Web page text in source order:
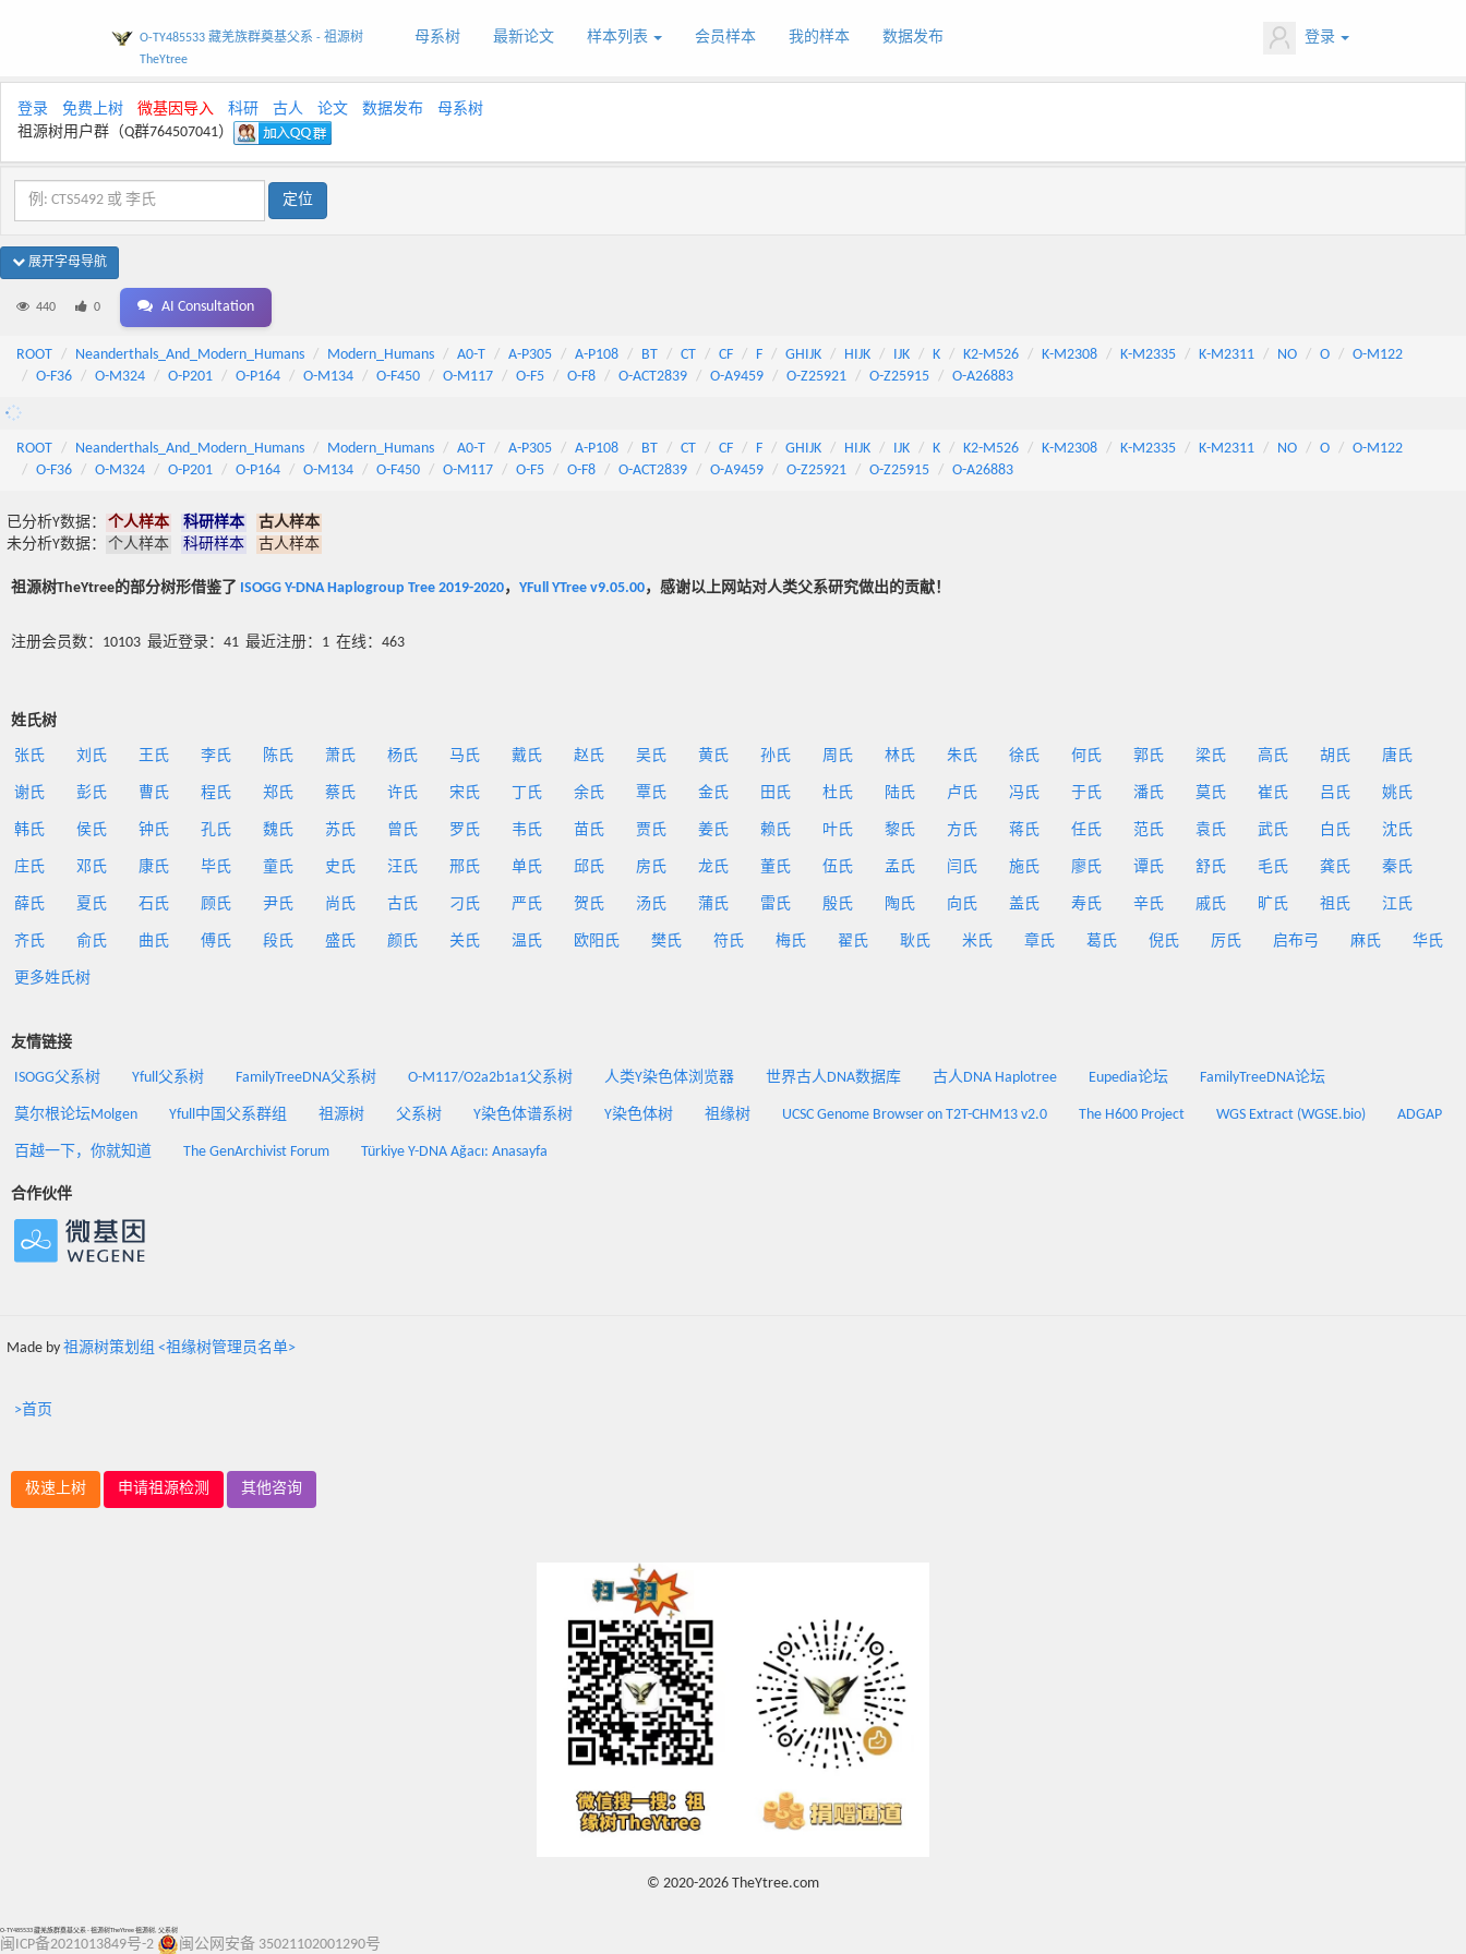
O-TY485533 藏羌族群奠基父系 - 祖源树
TheYtree
母系树 最新论文 样本列表 会员样本 我的样本 数据发布 登录
登录 免费上树 微基因导入 科研 古人 论文 数据发布
母系树
祖源树用户群（Q群764507041）
展开字母导航
440 0 AI Consultation
ROOT Neanderthals_And_Modern_Humans Modern_Humans A0-T A-P305 A-P108 BT CT CF F GHIJK HIJK IJK K K2-M526 K-M2308 K-M2335 K-M2311 NO O
O-M122
O-F36
O-M324 O-P201 O-P164 O-M134 O-F450 O-M117 O-F5 O-F8 O-ACT2839 O-A9459 O-Z25921 O-Z25915 O-A26883
ROOT Neanderthals_And_Modern_Humans Modern_Humans A0-T A-P305 A-P108 BT CT CF F GHIJK HIJK IJK K K2-M526 K-M2308 K-M2335 K-M2311 NO O
O-M122
O-F36
O-M324 O-P201 O-P164 O-M134 O-F450 O-M117 O-F5 O-F8 O-ACT2839 O-A9459 O-Z25921 O-Z25915 O-A26883
已分析Y数据： 个人样本 科研样本
古人样本
未分析Y数据：
个人样本 科研样本 古人样本
祖源树TheYtree的部分树形借鉴了 ISOGG Y-DNA Haplogroup Tree 2019-2020， YFull YTree v9.05.00，感谢以上网站对人类父系研究做出的贡献！
注册会员数：10103 最近登录：41 最近注册：1 在线：463
姓氏树
张氏 刘氏 王氏 李氏 陈氏 萧氏 杨氏 马氏 戴氏 赵氏 吴氏 黄氏 孙氏 周氏 林氏 朱氏 徐氏 何氏 郭氏 梁氏 高氏 胡氏 唐氏
谢氏 彭氏 曹氏 程氏 郑氏 蔡氏 许氏 宋氏 丁氏 余氏 覃氏 金氏 田氏 杜氏 陆氏 卢氏 冯氏 于氏 潘氏 莫氏 崔氏 吕氏 姚氏
韩氏 侯氏 钟氏 孔氏 魏氏 苏氏 曾氏 罗氏 韦氏 苗氏 贾氏 姜氏 赖氏 叶氏 黎氏 方氏 蒋氏 任氏 范氏 袁氏 武氏 白氏 沈氏
庄氏 邓氏 康氏 毕氏 童氏 史氏 汪氏 邢氏 单氏 邱氏 房氏 龙氏 董氏 伍氏 孟氏 闫氏 施氏 廖氏 谭氏 舒氏 毛氏 龚氏 秦氏
薛氏 夏氏 石氏 顾氏 尹氏 尚氏 古氏 刁氏 严氏 贺氏 汤氏 蒲氏 雷氏 殷氏 陶氏 向氏 盖氏 寿氏 辛氏 戚氏 旷氏 祖氏 江氏
齐氏 俞氏 曲氏 傅氏 段氏 盛氏 颜氏 关氏 温氏 欧阳氏 樊氏 符氏 梅氏 翟氏 耿氏 米氏 章氏 葛氏 倪氏 厉氏 启布弓 麻氏 华氏
更多姓氏树
友情链接
ISOGG父系树 Yfull父系树 FamilyTreeDNA父系树 O-M117/O2a2b1a1父系树 人类Y染色体浏览器 世界古人DNA数据库 古人DNA Haplotree Eupedia论坛 FamilyTreeDNA论坛
莫尔根论坛Molgen Yfull中国父系群组 祖源树 父系树 Y染色体谱系树 Y染色体树 祖缘树 UCSC Genome Browser on T2T-CHM13 v2.0 The H600 Project WGS Extract (WGSE.bio) ADGAP
百越一下，你就知道 The GenArchivist Forum Türkiye Y-DNA Ağacı: Anasayfa
合作伙伴
Made by 祖源树策划组 <祖缘树管理员名单>
>首页
极速上树 申请祖源检测 其他咨询
© 2020-2026 TheYtree.com
O-TY485533 藏羌族群奠基父系 - 祖源树TheYtree 祖源树, 父系树
闽ICP备2021013849号-2 闽公网安备 35021102001290号